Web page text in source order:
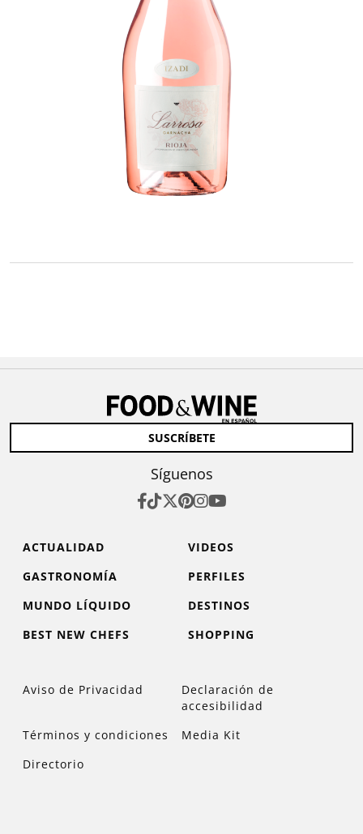
SUSCRÍBETE
Síguenos
ACTUALIDAD
VIDEOS
GASTRONOMÍA
PERFILES
MUNDO LÍQUIDO
DESTINOS
BEST NEW CHEFS
SHOPPING
Aviso de Privacidad
Declaración de
accesibilidad
Términos y condiciones
Media Kit
Directorio